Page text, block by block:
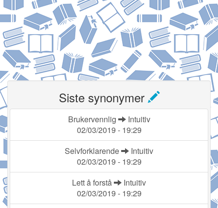
Siste synonymer
Brukervennlig
Intuitiv
02/03/2019 - 19:29
Selvforklarende
Intuitiv
02/03/2019 - 19:29
Lett å forstå
Intuitiv
02/03/2019 - 19:29